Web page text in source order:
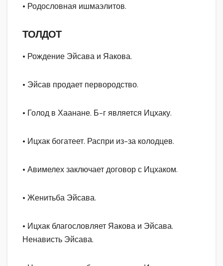
• Родословная ишмаэлитов.
ТОЛДОТ
• Рождение Эйсава и Яакова.
• Эйсав продает первородство.
• Голод в Хаанане. Б-г является Ицхаку.
• Ицхак богатеет. Распри из-за колодцев.
• Авимелех заключает договор с Ицхаком.
• Женитьба Эйсава.
• Ицхак благословляет Яакова и Эйсава.
Ненависть Эйсава.